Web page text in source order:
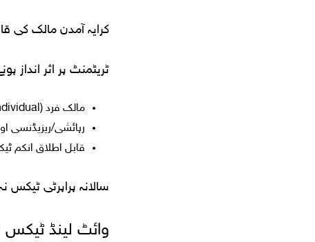
کرایہ آمدن مالک کی
ٹریٹمنٹ پر اثر انداز
مالک فرد (individual) ہے یا قانونی ادارہ (legal entity)
رہائشی/ریزیڈنسی
قابل اطلاق انکم
سالانہ پراپرٹی
وائٹ لینڈ ٹیکس